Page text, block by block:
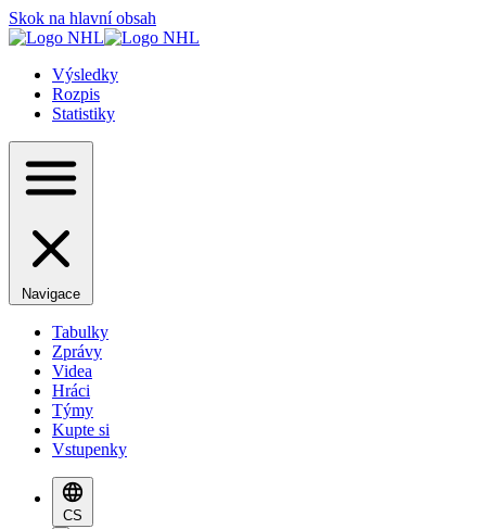
Skok na hlavní obsah
Výsledky
Rozpis
Statistiky
Navigace
Tabulky
Zprávy
Videa
Hráci
Týmy
Kupte si
Vstupenky
CS